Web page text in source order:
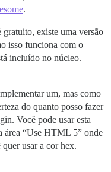
.
gratuito, existe uma versão
isso funciona com o
incluído no núcleo.
um, mas como
do quanto posso fazer
Você pode usar esta
área “Use HTML 5” onde
quer usar a cor hex.